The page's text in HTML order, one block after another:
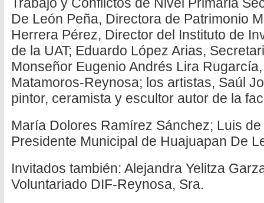
De León Peña, Directora de Patrimonio
Herrera Pérez, Director del Instituto de
de la UAT; Eduardo López Arias,
Monseñor Eugenio Andrés Lira
Matamoros-Reynosa; los artistas, Saúl
pintor, ceramista y escultor autor de la
María Dolores Ramírez Sánchez; Luis
Presidente Municipal de Huajuapan De
Invitados también: Alejandra Yelitza
Voluntariado DIF-Reynosa, Sra.